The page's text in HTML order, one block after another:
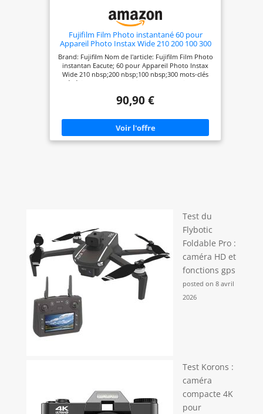
Fujifilm Film Photo instantané 60 pour
Appareil Photo Instax Wide 210 200 100 300
Brand: Fujifilm Nom de l'article: Fujifilm Film Photo
instantan Eacute; 60 pour Appareil Photo Instax
Wide 210 nbsp;200 nbsp;100 nbsp;300 mots-clés
génériques: camera for instant foto white edge
global 570142 electronics
Store store
90,90 €
Test du
Flybotic
Foldable Pro :
caméra HD et
fonctions gps
posted on 8 avril
2026
Test Korons :
caméra
compacte 4K
pour